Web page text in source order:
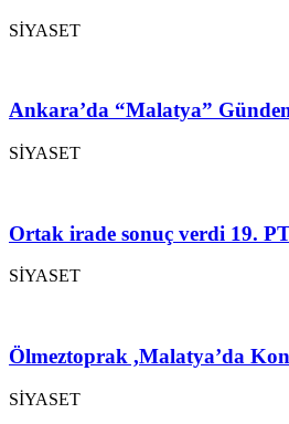
SİYASET
Ankara’da “Malatya”
SİYASET
Ortak irade sonuç verdi 19.
SİYASET
Ölmeztoprak ,Malatya’da
SİYASET